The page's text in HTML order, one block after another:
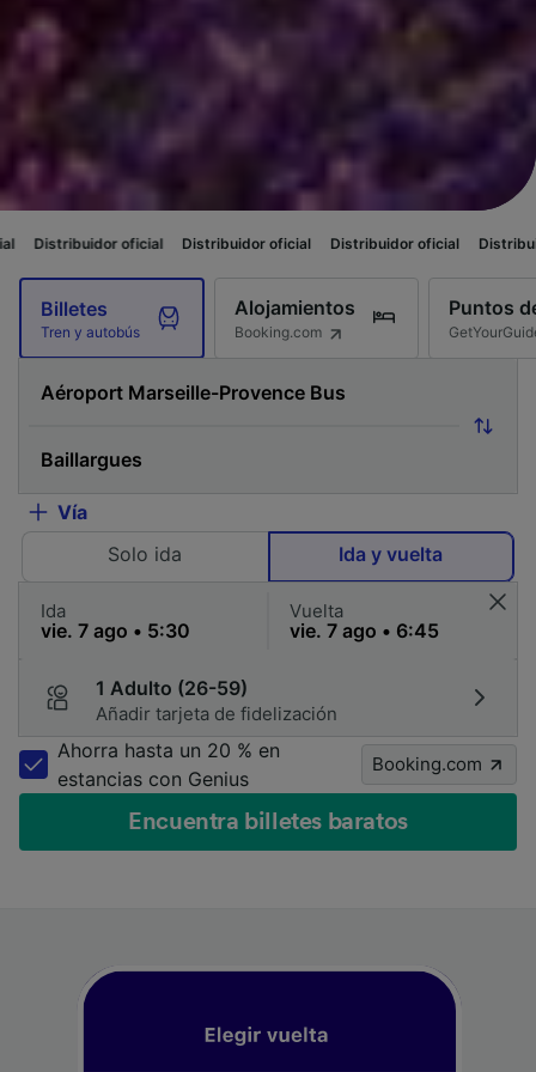
oficial Distribuidor oficial Distribuidor oficial Distribuidor oficial
Billetes
Tren y autobús
Alojamientos
Booking.com
Puntos
Vía
Solo ida
Ida y vuelta
Ida Vuelta
1 Adulto (26-59)
Añadir tarjeta de fidelización
Ahorra hasta un 20 % en
estancias con Genius
Booking.com
Encuentra billetes baratos